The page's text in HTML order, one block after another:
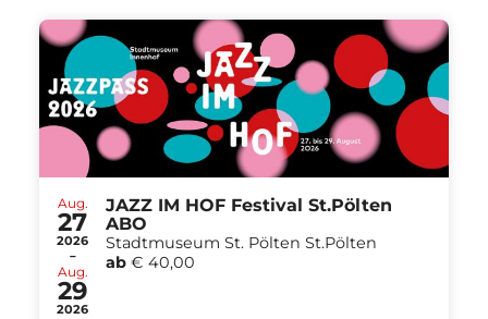
Aug.
27
2026
-
Aug.
29
2026
JAZZ IM HOF Festival St.Pölten
ABO
Stadtmuseum St. Pölten St.Pölten
ab € 40,00